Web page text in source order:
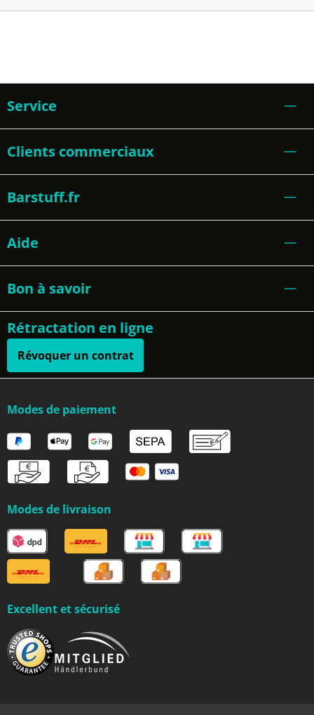
Service
Clients commerciaux
Barstuff.fr
Aide
Bon à savoir
Rétractation en ligne
Révoquer un contrat
Modes de paiement
Modes de livraison
Excellent et sécurisé